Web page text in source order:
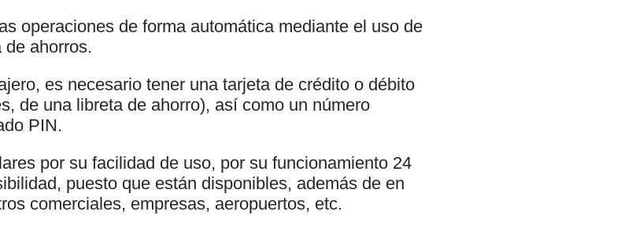
operaciones de forma automática mediante el uso de
de ahorros.
es necesario tener una tarjeta de crédito o débito
de una libreta de ahorro), así como un número
PIN.
por su facilidad de uso, por su funcionamiento 24
puesto que están disponibles, además de en
comerciales, empresas, aeropuertos, etc.